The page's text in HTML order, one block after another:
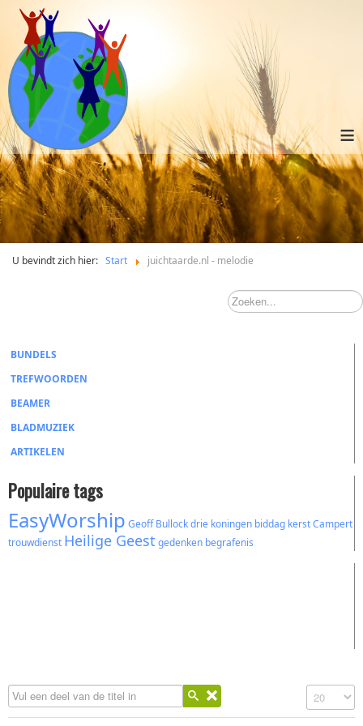
≡
U bevindt zich hier: Start juichtaarde.nl - melodie
BUNDELS
TREFWOORDEN
BEAMER
BLADMUZIEK
ARTIKELEN
Populaire tags
EasyWorship Geoff Bullockdrie koningen biddag kerstCampert
trouwdienst Heilige Geest gedenken begrafenis
Vul een deel van de titel in Toon #